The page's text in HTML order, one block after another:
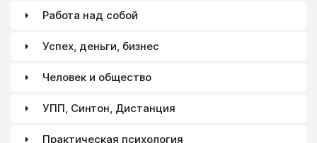
Работа над собой
Успех, деньги, бизнес
Человек и общество
УПП, Синтон, Дистанция
Практическая психология